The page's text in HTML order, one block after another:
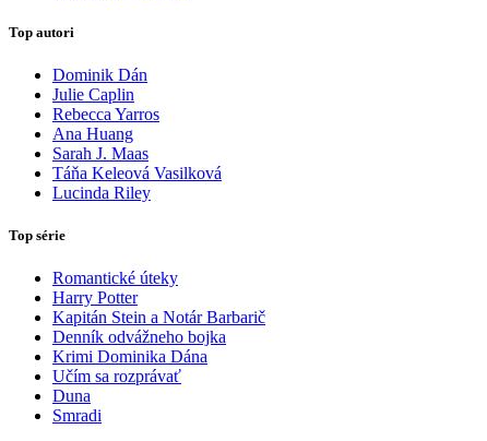
Top autori
Dominik Dán
Julie Caplin
Rebecca Yarros
Ana Huang
Sarah J. Maas
Táňa Keleová Vasilková
Lucinda Riley
Top série
Romantické úteky
Harry Potter
Kapitán Stein a Notár Barbarič
Denník odvážneho bojka
Krimi Dominika Dána
Učím sa rozprávať
Duna
Smradi